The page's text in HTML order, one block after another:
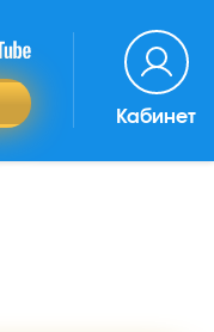
Кабинет